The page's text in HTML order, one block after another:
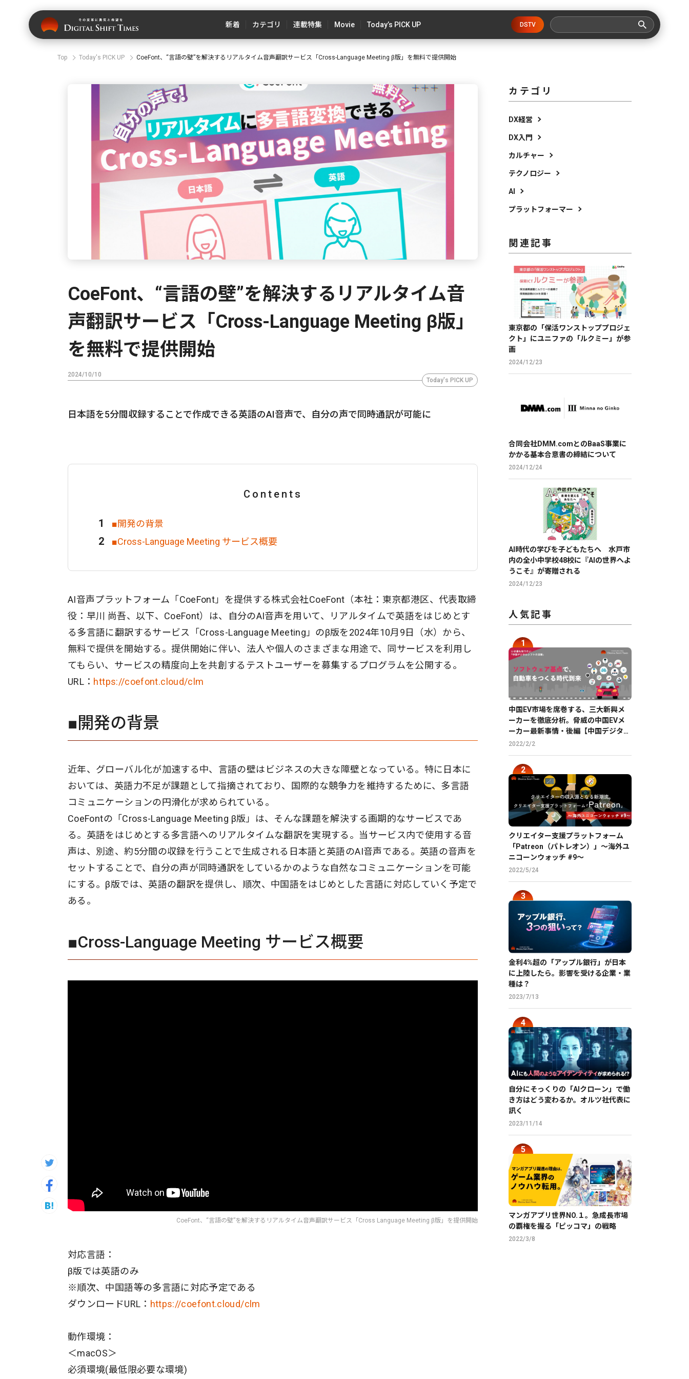
新着 カテゴリ 連載特集 Movie Today’s PICK UP DSTV
Top Today's PICK UP CoeFont、“言語の壁”を解決するリアルタイム音声翻訳サービス「Cross-Language Meeting β版」を無料で提供開始
CoeFont、“言語の壁”を解決するリアルタイム音
声翻訳サービス「Cross-Language Meeting β版」
を無料で提供開始
2024/10/10
Today's PICK UP
日本語を5分間収録することで作成できる英語のAI音声で、自分の声で同時通訳が可能に
Contents
■開発の背景
■Cross-Language Meeting サービス概要
AI音声プラットフォーム「CoeFont」を提供する株式会社CoeFont（本社：東京都港区、代表取締
役：早川 尚吾、以下、CoeFont）は、自分のAI音声を用いて、リアルタイムで英語をはじめとす
る多言語に翻訳するサービス「Cross-Language Meeting」のβ版を2024年10月9日（水）から、
無料で提供を開始する。提供開始に伴い、法人や個人のさまざまな用途で、同サービスを利用し
てもらい、サービスの精度向上を共創するテストユーザーを募集するプログラムを公開する。
URL： https://coefont.cloud/clm
■開発の背景
近年、グローバル化が加速する中、言語の壁はビジネスの大きな障壁となっている。特に日本に
おいては、英語力不足が課題として指摘されており、国際的な競争力を維持するために、多言語
コミュニケーションの円滑化が求められている。
CoeFontの「Cross-Language Meeting β版」は、そんな課題を解決する画期的なサービスであ
る。英語をはじめとする多言語へのリアルタイムな翻訳を実現する。当サービス内で使用する音
声は、別途、約5分間の収録を行うことで生成される日本語と英語のAI音声である。英語の音声を
セットすることで、自分の声が同時通訳をしているかのような自然なコミュニケーションを可能
にする。β版では、英語の翻訳を提供し、順次、中国語をはじめとした言語に対応していく予定で
ある。
■Cross-Language Meeting サービス概要
CoeFont、“言語の壁”を解決するリアルタイム音声翻訳サービス「Cross Language Meeting β版」を提供開始
対応言語：
β版では英語のみ
※順次、中国語等の多言語に対応予定である
ダウンロードURL： https://coefont.cloud/clm
動作環境：
＜macOS＞
必須環境(最低限必要な環境)
カテゴリ
DX経営
DX入門
カルチャー
テクノロジー
AI
プラットフォーマー
関連記事
東京都の「保活ワンストッププロジェ
クト」にユニファの「ルクミー」が参
画
2024/12/23
合同会社DMM.comとのBaaS事業に
かかる基本合意書の締結について
2024/12/24
AI時代の学びを子どもたちへ 水戸市
内の全小中学校48校に『AIの世界へよ
うこそ』が寄贈される
2024/12/23
人気記事
中国EV市場を席巻する、三大新興メ
ーカーを徹底分析。脅威の中国EVメ
ーカー最新事情・後編【中国デジタル
企業最前線】
2022/2/2
クリエイター支援プラットフォーム
「Patreon（パトレオン）」〜海外ユ
ニコーンウォッチ #9〜
2022/5/24
金利4%超の「アップル銀行」が日本
に上陸したら。影響を受ける企業・業
種は？
2023/7/13
自分にそっくりの「AIクローン」で働
き方はどう変わるか。オルツ社代表に
訊く
2023/11/14
マンガアプリ世界NO.１。急成長市場
の覇権を握る「ピッコマ」の戦略
2022/3/8